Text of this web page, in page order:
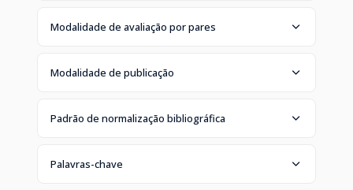
Modalidade de avaliação por pares
Modalidade de publicação
Padrão de normalização bibliográfica
Palavras-chave